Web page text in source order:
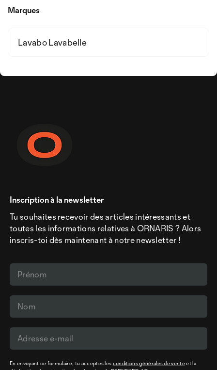
Marques
Lavabo Lavabelle
Inscription à la newsletter
Tu souhaites recevoir des articles intéressants et
toutes les informations relatives à ORNARIS ? Alors
inscris-toi dès maintenant à notre newsletter !
En envoyant ce formulaire, tu acceptes les conditions générales de venteet la